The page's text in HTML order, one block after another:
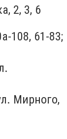
2, 3, 6
108, 61-83;
Мирного,